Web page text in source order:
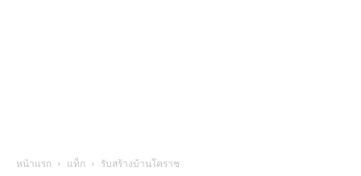
หน้าแรก แท็ก รับสร้างบ้านโคราช